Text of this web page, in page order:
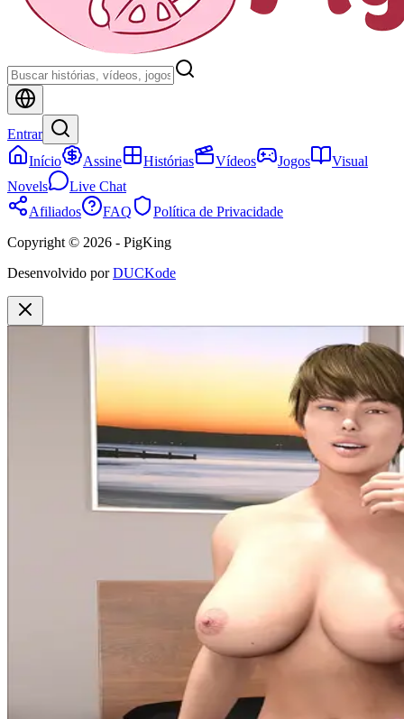
Entrar
Início
Assine Histórias Vídeos Jogos
Visual
Novels
Live Chat
Afiliados
FAQ
Política de Privacidade
Copyright © 2026 - PigKing
Desenvolvido por DUCKode